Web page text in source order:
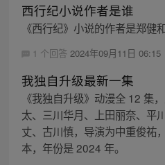
西行纪小说作者是谁
《西行纪》小说的作者是郑健
1 个回答 2024年09月11日 06:15
我独自升级最新一集
《我独自升级》动漫全 12 集
太、三川华月、上田丽奈、平
丈、古川慎，导演为中重俊祐
本，年份是 2024 年。